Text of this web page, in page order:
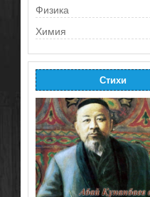
Физика
Химия
Стихи